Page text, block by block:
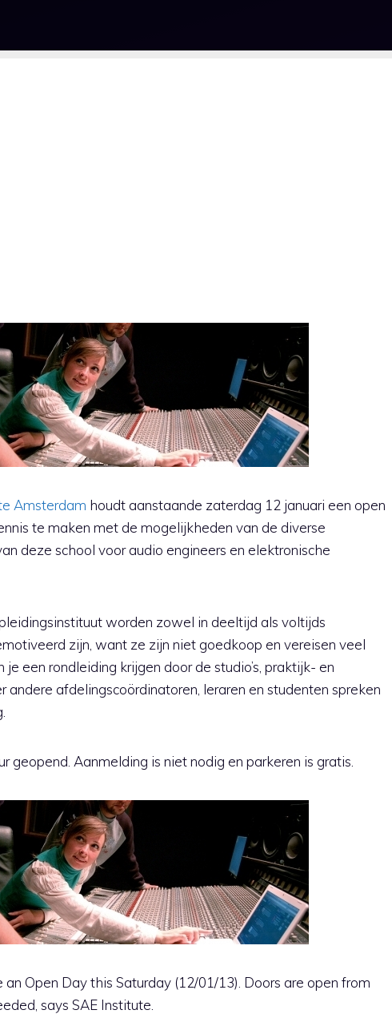
Amsterdam houdt aanstaande zaterdag 12 januari een open
te maken met de mogelijkheden van de diverse
deze school voor audio engineers en elektronische
worden zowel in deeltijd als voltijds
zijn, want ze zijn niet goedkoop en vereisen veel
een rondleiding krijgen door de studio’s, praktijk- en
andere afdelingscoördinatoren, leraren en studenten spreken
geopend. Aanmelding is niet nodig en parkeren is gratis.
Open Day this Saturday (12/01/13). Doors are open from
says SAE Institute.